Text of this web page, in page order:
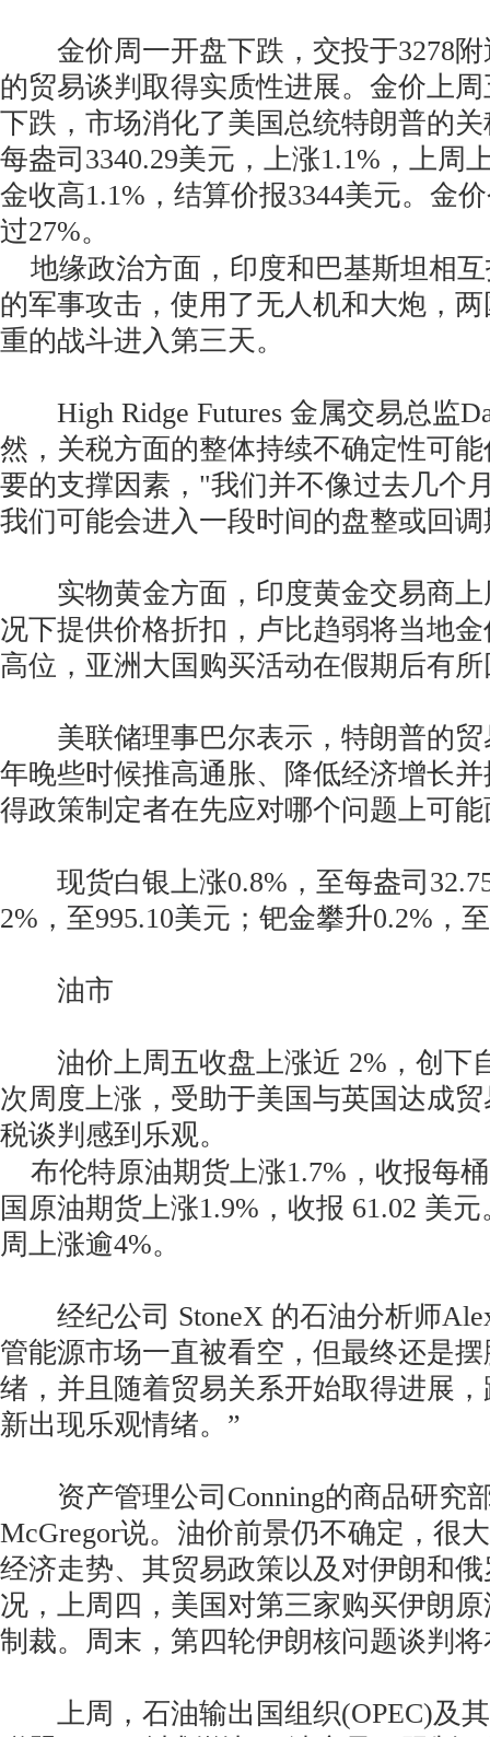
金价周一开盘下跌，交投于3278附
的贸易谈判取得实质性进展。金价上
下跌，市场消化了美国总统特朗普的
每盎司3340.29美元，上涨1.1%，上周
金收高1.1%，结算价报3344美元。金
过27%。
地缘政治方面，印度和巴基斯坦相
的军事攻击，使用了无人机和大炮，
重的战斗进入第三天。
High Ridge Futures 金属交易总监
然，关税方面的整体持续不确定性可
要的支撑因素，"我们并不像过去几个
我们可能会进入一段时间的盘整或回
实物黄金方面，印度黄金交易商上
况下提供价格折扣，卢比趋弱将当地
高位，亚洲大国购买活动在假期后有
美联储理事巴尔表示，特朗普的贸
年晚些时候推高通胀、降低经济增长
得政策制定者在先应对哪个问题上可
现货白银上涨0.8%，至每盎司
2%，至995.10美元；钯金攀升0.2%，
油市
油价上周五收盘上涨近 2%，创下
次周度上涨，受助于美国与英国达成
税谈判感到乐观。
布伦特原油期货上涨1.7%，收报每
国原油期货上涨1.9%，收报 61.02 美
周上涨逾4%。
经纪公司 StoneX 的石油分析师Alex
管能源市场一直被看空，但最终还是
绪，并且随着贸易关系开始取得进展
新出现乐观情绪。”
资产管理公司Conning的商品研究
McGregor说。油价前景仍不确定，很
经济走势、其贸易政策以及对伊朗和
况，上周四，美国对第三家购买伊朗
制裁。周末，第四轮伊朗核问题谈判
上周，石油输出国组织(OPEC)及其